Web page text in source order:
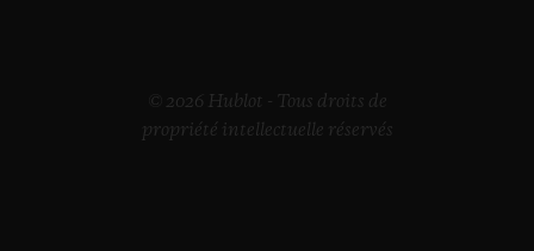
© 2026 Hublot - Tous droits de
propriété intellectuelle réservés